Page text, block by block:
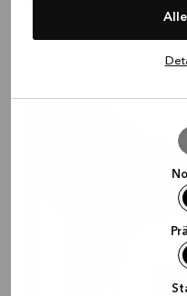
Licht reflektiert und